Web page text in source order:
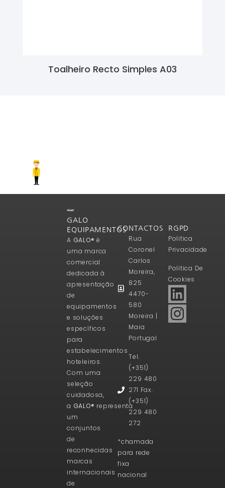
Toalheiro Recto Simples A03
GALO
EQUIPAMENTOS
A GALO® é
uma marca
comercial
dedicada à
apresentação
de
equipamentos
e soluções
específicos
para
estabelecimentos
hoteleiros.
Com uma
seleção
cuidadosa,
a GALO® representa
um
conjuntos
de
reconhecidas
marcas
internacionais
de
CONTACTOS
Rua
Coronel
Carlos
Moreira,
825
4470-
580
Moreira |
Maia
Portugal
Tel.
(+351)
229 480
271 Fax.
(+351)
229 480
272
*chamada
para rede
fixa
nacional
RGPD
Politica
Privacidade
Politica De
Cookies